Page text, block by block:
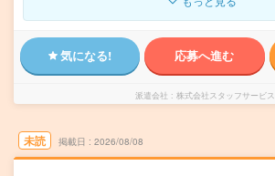
気になる! 応募へ進む
派遣会社 株式会社スタッフサービス
未読 掲載日 2026/08/08